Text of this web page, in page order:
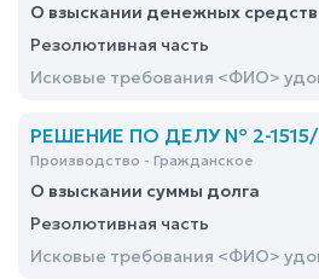
О взыскании денежных средств
Резолютивная часть
Исковые требования <ФИО>
РЕШЕНИЕ ПО ДЕЛУ № 2-1515/
Производство - Гражданское
О взыскании суммы долга
Резолютивная часть
Исковые требования <ФИО>